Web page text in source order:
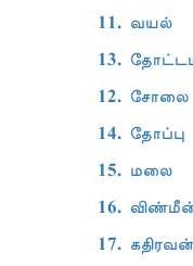
11. வயல்
13.
12. சோலை
14. தோப்பு
15. மலை
16.
17. கதிரவன்